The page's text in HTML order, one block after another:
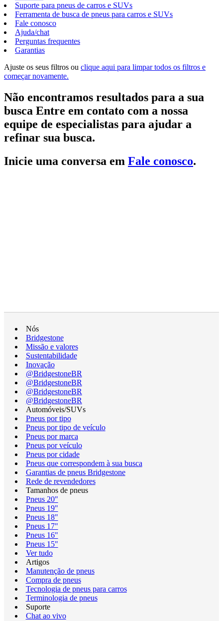
Suporte para pneus de carros e SUVs
Ferramenta de busca de pneus para carros e SUVs
Fale conosco
Ajuda/chat
Perguntas frequentes
Garantias
Ajuste os seus filtros ou clique aqui para limpar todos os filtros e
começar novamente.
Não encontramos resultados para a sua
busca Entre em contato com a nossa
equipe de especialistas para ajudar a
refinar sua busca.
Inicie uma conversa em Fale conosco.
Nós
Bridgestone
Missão e valores
Sustentabilidade
Inovação
@BridgestoneBR
@BridgestoneBR
@BridgestoneBR
@BridgestoneBR
Automóveis/SUVs
Pneus por tipo
Pneus por tipo de veículo
Pneus por marca
Pneus por veículo
Pneus por cidade
Pneus que correspondem à sua busca
Garantias de pneus Bridgestone
Rede de revendedores
Tamanhos de pneus
Pneus 20"
Pneus 19"
Pneus 18"
Pneus 17"
Pneus 16"
Pneus 15"
Ver tudo
Artigos
Manutenção de pneus
Compra de pneus
Tecnologia de pneus para carros
Terminologia de pneus
Suporte
Chat ao vivo